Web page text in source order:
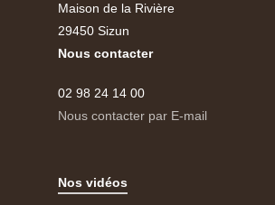
Maison de la Rivière
29450 Sizun
Nous contacter
02 98 24 14 00
Nous contacter par E-mail
Nos vidéos